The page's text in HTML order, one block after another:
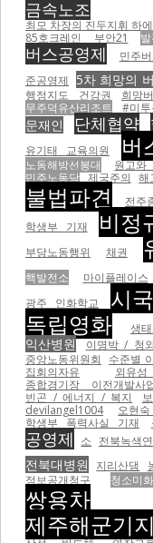
금속노조
최모 차장의 진두지휘 하
85호크레인
부안21
버스공영제 민주
준공영제 5차 희망의
행정지도
건강권 희망
무주덕유산리조트
#미
문재인 단체협약
유기태 교육의원 버
노동해방선봉대
원고
민주노동당 제국주의 해
불법파견 전주
학생부 기재
비정
부당노동행위
채권
핵발전소
마이플레이스
광주 인화학교
시
독립영화 생
익산병원 이명박 / 청
중앙노동위원회
수준별
집회의자유
외유
종합경기장 이전개발사
빈곤 / 에너지 / 복지
devilangel1004
오현
학생부 폭력사실 기재
공영제 소 전북녹색
전북대병원 지리산댐
정보공개청구
청소미화
쌍용차
제주해군기지